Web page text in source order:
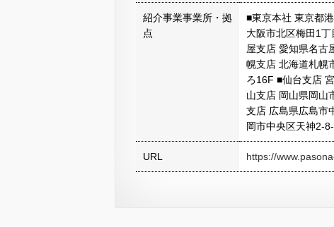
紹介事業事業所・拠
点
■東京本社 東京都
大阪市北区梅田1
屋支店 愛知県名古
幌支店 北海道札幌
ろ16F ■仙台支店
山支店 岡山県岡
支店 広島県広島
岡市中央区天神2-
URL https://